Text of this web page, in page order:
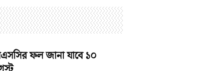
ফল জানা যাবে ১০